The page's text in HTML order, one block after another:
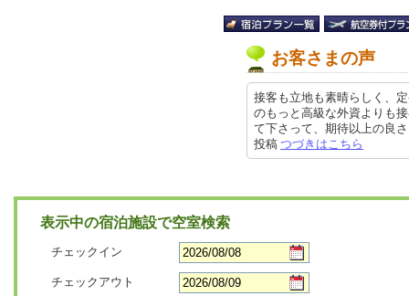
お客さまの声
接客も立地も素晴らしく、
のもっと高級な外資よりも
て下さって、期待以上の良
投稿 つづきはこちら
表示中の宿泊施設で空室検索
チェックイン
チェックアウト